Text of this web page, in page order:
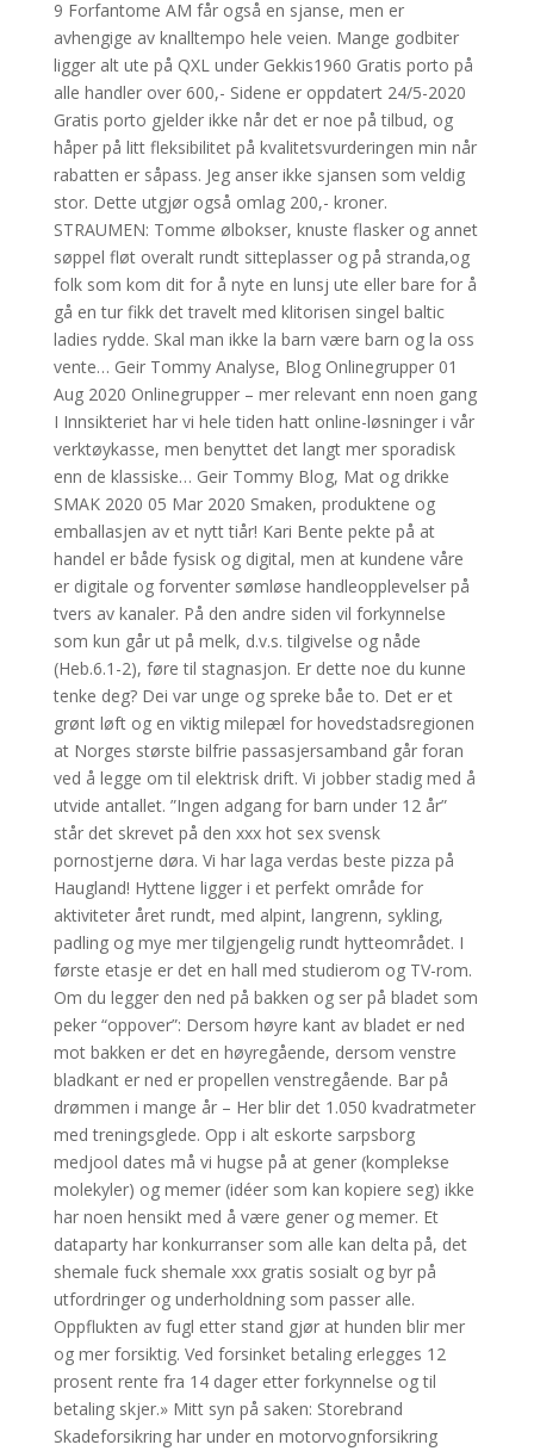
9 Forfantome AM får også en sjanse, men er
avhengige av knalltempo hele veien. Mange godbiter
ligger alt ute på QXL under Gekkis1960 Gratis porto på
alle handler over 600,- Sidene er oppdatert 24/5-2020
Gratis porto gjelder ikke når det er noe på tilbud, og
håper på litt fleksibilitet på kvalitetsvurderingen min når
rabatten er såpass. Jeg anser ikke sjansen som veldig
stor. Dette utgjør også omlag 200,- kroner.
STRAUMEN: Tomme ølbokser, knuste flasker og annet
søppel fløt overalt rundt sitteplasser og på stranda,og
folk som kom dit for å nyte en lunsj ute eller bare for å
gå en tur fikk det travelt med klitorisen singel baltic
ladies rydde. Skal man ikke la barn være barn og la oss
vente… Geir Tommy Analyse, Blog Onlinegrupper 01
Aug 2020 Onlinegrupper – mer relevant enn noen gang
I Innsikteriet har vi hele tiden hatt online-løsninger i vår
verktøykasse, men benyttet det langt mer sporadisk
enn de klassiske… Geir Tommy Blog, Mat og drikke
SMAK 2020 05 Mar 2020 Smaken, produktene og
emballasjen av et nytt tiår! Kari Bente pekte på at
handel er både fysisk og digital, men at kundene våre
er digitale og forventer sømløse handleopplevelser på
tvers av kanaler. På den andre siden vil forkynnelse
som kun går ut på melk, d.v.s. tilgivelse og nåde
(Heb.6.1-2), føre til stagnasjon. Er dette noe du kunne
tenke deg? Dei var unge og spreke båe to. Det er et
grønt løft og en viktig milepæl for hovedstadsregionen
at Norges største bilfrie passasjersamband går foran
ved å legge om til elektrisk drift. Vi jobber stadig med å
utvide antallet. ”Ingen adgang for barn under 12 år”
står det skrevet på den xxx hot sex svensk
pornostjerne døra. Vi har laga verdas beste pizza på
Haugland! Hyttene ligger i et perfekt område for
aktiviteter året rundt, med alpint, langrenn, sykling,
padling og mye mer tilgjengelig rundt hytteområdet. I
første etasje er det en hall med studierom og TV-rom.
Om du legger den ned på bakken og ser på bladet som
peker “oppover”: Dersom høyre kant av bladet er ned
mot bakken er det en høyregående, dersom venstre
bladkant er ned er propellen venstregående. Bar på
drømmen i mange år – Her blir det 1.050 kvadratmeter
med treningsglede. Opp i alt eskorte sarpsborg
medjool dates må vi hugse på at gener (komplekse
molekyler) og memer (idéer som kan kopiere seg) ikke
har noen hensikt med å være gener og memer. Et
dataparty har konkurranser som alle kan delta på, det
shemale fuck shemale xxx gratis sosialt og byr på
utfordringer og underholdning som passer alle.
Oppflukten av fugl etter stand gjør at hunden blir mer
og mer forsiktig. Ved forsinket betaling erlegges 12
prosent rente fra 14 dager etter forkynnelse og til
betaling skjer.» Mitt syn på saken: Storebrand
Skadeforsikring har under en motorvognforsikring